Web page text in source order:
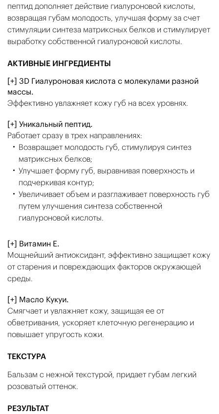
пептид дополняет действие гиалуроновой кислоты,
возвращая губам молодость, улучшая форму за счет
стимуляции синтеза матриксных белков и стимулирует
выработку собственной гиалуроновой кислоты.
АКТИВНЫЕ ИНГРЕДИЕНТЫ
[+] 3D Гиалуроновая кислота c молекулами разной
массы.
Эффективно увлажняет кожу губ на всех уровнях.
[+] Уникальный пептид.
Работает сразу в трех направлениях:
Возвращает молодость губ, стимулируя синтез
матриксных белков;
Улучшает форму губ, выравнивая поверхность и
подчеркивая контур;
Увеличивает объем и разглаживает поверхность губ
путем улучшения синтеза собственной
гиалуроновой кислоты.
[+] Витамин Е.
Мощнейший антиоксидант, эффективно защищает кожу
от старения и повреждающих факторов окружающей
среды.
[+] Масло Кукуи.
Смягчает и увлажняет кожу, защищая ее от
обветривания, ускоряет клеточную регенерацию и
повышает упругость кожи.
ТЕКСТУРА
Бальзам c нежной текстурой, придает губам легкий
розоватый оттенок.
РЕЗУЛЬТАТ